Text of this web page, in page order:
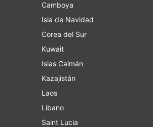
Camboya
Isla de Navidad
Corea del Sur
Kuwait
Islas Caimán
Kazajistán
Laos
Líbano
Saint Lucia